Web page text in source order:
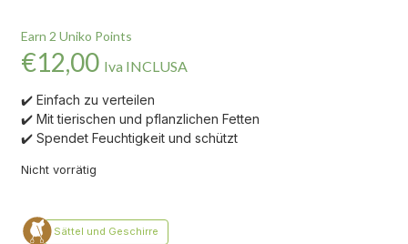
Earn 2 Uniko Points
€12,00 Iva INCLUSA
✔️ Einfach zu verteilen
✔️ Mit tierischen und pflanzlichen Fetten
✔️ Spendet Feuchtigkeit und schützt
Nicht vorrätig